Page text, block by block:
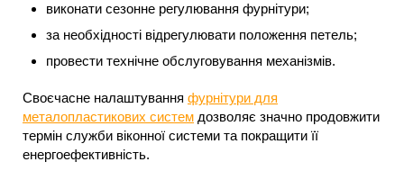
виконати сезонне регулювання фурнітури;
за необхідності відрегулювати положення петель;
провести технічне обслуговування механізмів.
Своєчасне налаштування фурнітури для
металопластикових систем дозволяє значно продовжити
термін служби віконної системи та покращити її
енергоефективність.